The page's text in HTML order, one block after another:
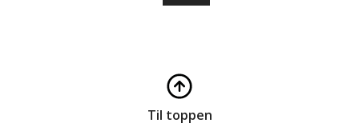
Til toppen